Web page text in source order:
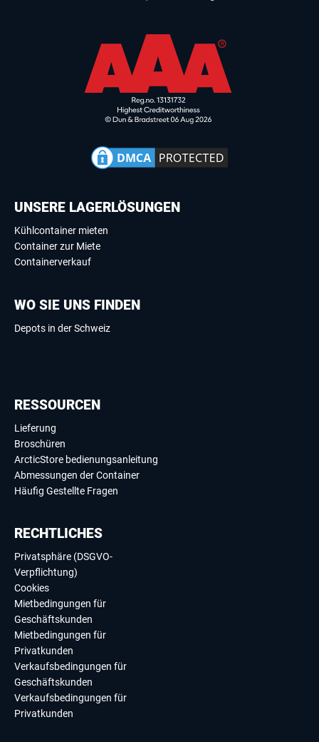
UNSERE LAGERLÖSUNGEN
Kühlcontainer mieten
Container zur Miete
Containerverkauf
WO SIE UNS FINDEN
Depots in der Schweiz
RESSOURCEN
Lieferung
Broschüren
ArcticStore bedienungsanleitung
Abmessungen der Container
Häufig Gestellte Fragen
RECHTLICHES
Privatsphäre (DSGVO-
Verpflichtung)
Cookies
Mietbedingungen für
Geschäftskunden
Mietbedingungen für
Privatkunden
Verkaufsbedingungen für
Geschäftskunden
Verkaufsbedingungen für
Privatkunden